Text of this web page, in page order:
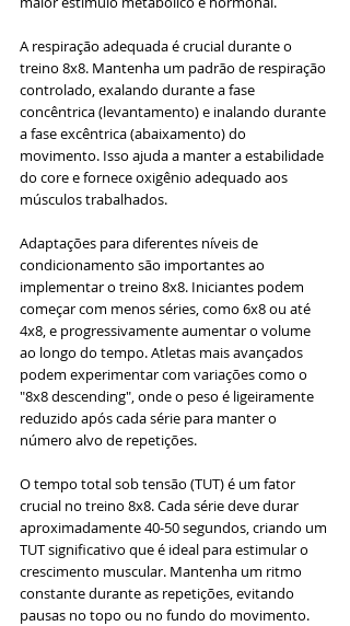
A respiração adequada é crucial durante o
treino 8x8. Mantenha um padrão de respiração
controlado, exalando durante a fase
concêntrica (levantamento) e inalando durante
a fase excêntrica (abaixamento) do
movimento. Isso ajuda a manter a estabilidade
do core e fornece oxigênio adequado aos
músculos trabalhados.
Adaptações para diferentes níveis de
condicionamento são importantes ao
implementar o treino 8x8. Iniciantes podem
começar com menos séries, como 6x8 ou até
4x8, e progressivamente aumentar o volume
ao longo do tempo. Atletas mais avançados
podem experimentar com variações como o
"8x8 descending", onde o peso é ligeiramente
reduzido após cada série para manter o
número alvo de repetições.
O tempo total sob tensão (TUT) é um fator
crucial no treino 8x8. Cada série deve durar
aproximadamente 40-50 segundos, criando um
TUT significativo que é ideal para estimular o
crescimento muscular. Mantenha um ritmo
constante durante as repetições, evitando
pausas no topo ou no fundo do movimento.